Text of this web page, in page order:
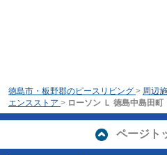
徳島市・板野郡のピースリビング > 周辺
エンスストア > ローソン Ｌ 徳島中島田町
ページト